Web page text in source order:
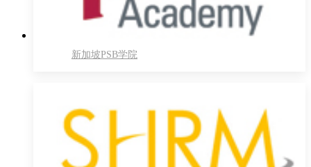
新加坡PSB学院